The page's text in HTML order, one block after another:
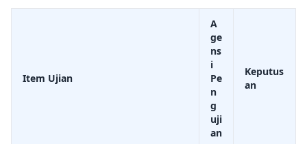
Item Ujian
A
ge
ns
i
Pe
n
g
uji
an
Keputus
an